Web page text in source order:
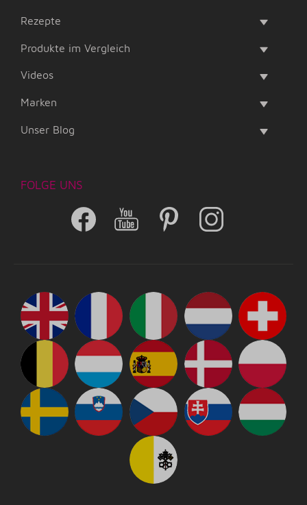
Rezepte
Produkte im Vergleich
Videos
Marken
Unser Blog
FOLGE UNS